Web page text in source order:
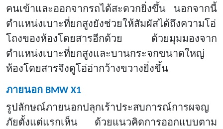
คนเข้าและออกจากรถได้สะดวกยิ่งขึ้น นอกจากนี้
ตำแหน่งเบาะที่ยกสูงยังช่วยให้สัมผัสได้ถึงความโอ่
โถงของห้องโดยสารอีกด้วย ด้วยมุมมองจาก
ตำแหน่งเบาะที่ยกสูงและบานกระจกขนาดใหญ่
ห้องโดยสารจึงดูโอ่อ่ากว้างขวางยิ่งขึ้น
ภายนอก BMW X1
รูปลักษณ์ภายนอกปลุกเร้าประสบการณ์การผจญ
ภัยตั้งแต่แรกเห็น ด้วยแนวคิดการออกแบบตาม